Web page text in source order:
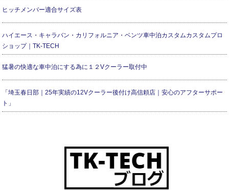
ヒッチメンバー適合サイズ表
ハイエース・キャラバン・カリフォルニア・ベンツ車中泊カスタムカスタムプロ
ショップ｜TK-TECH
猛暑の快適な車中泊にする為に１２Vクーラー取付中
「埼玉春日部｜25年実績の12Vクーラー後付け高信頼店｜安心のアフターサポー
ト」